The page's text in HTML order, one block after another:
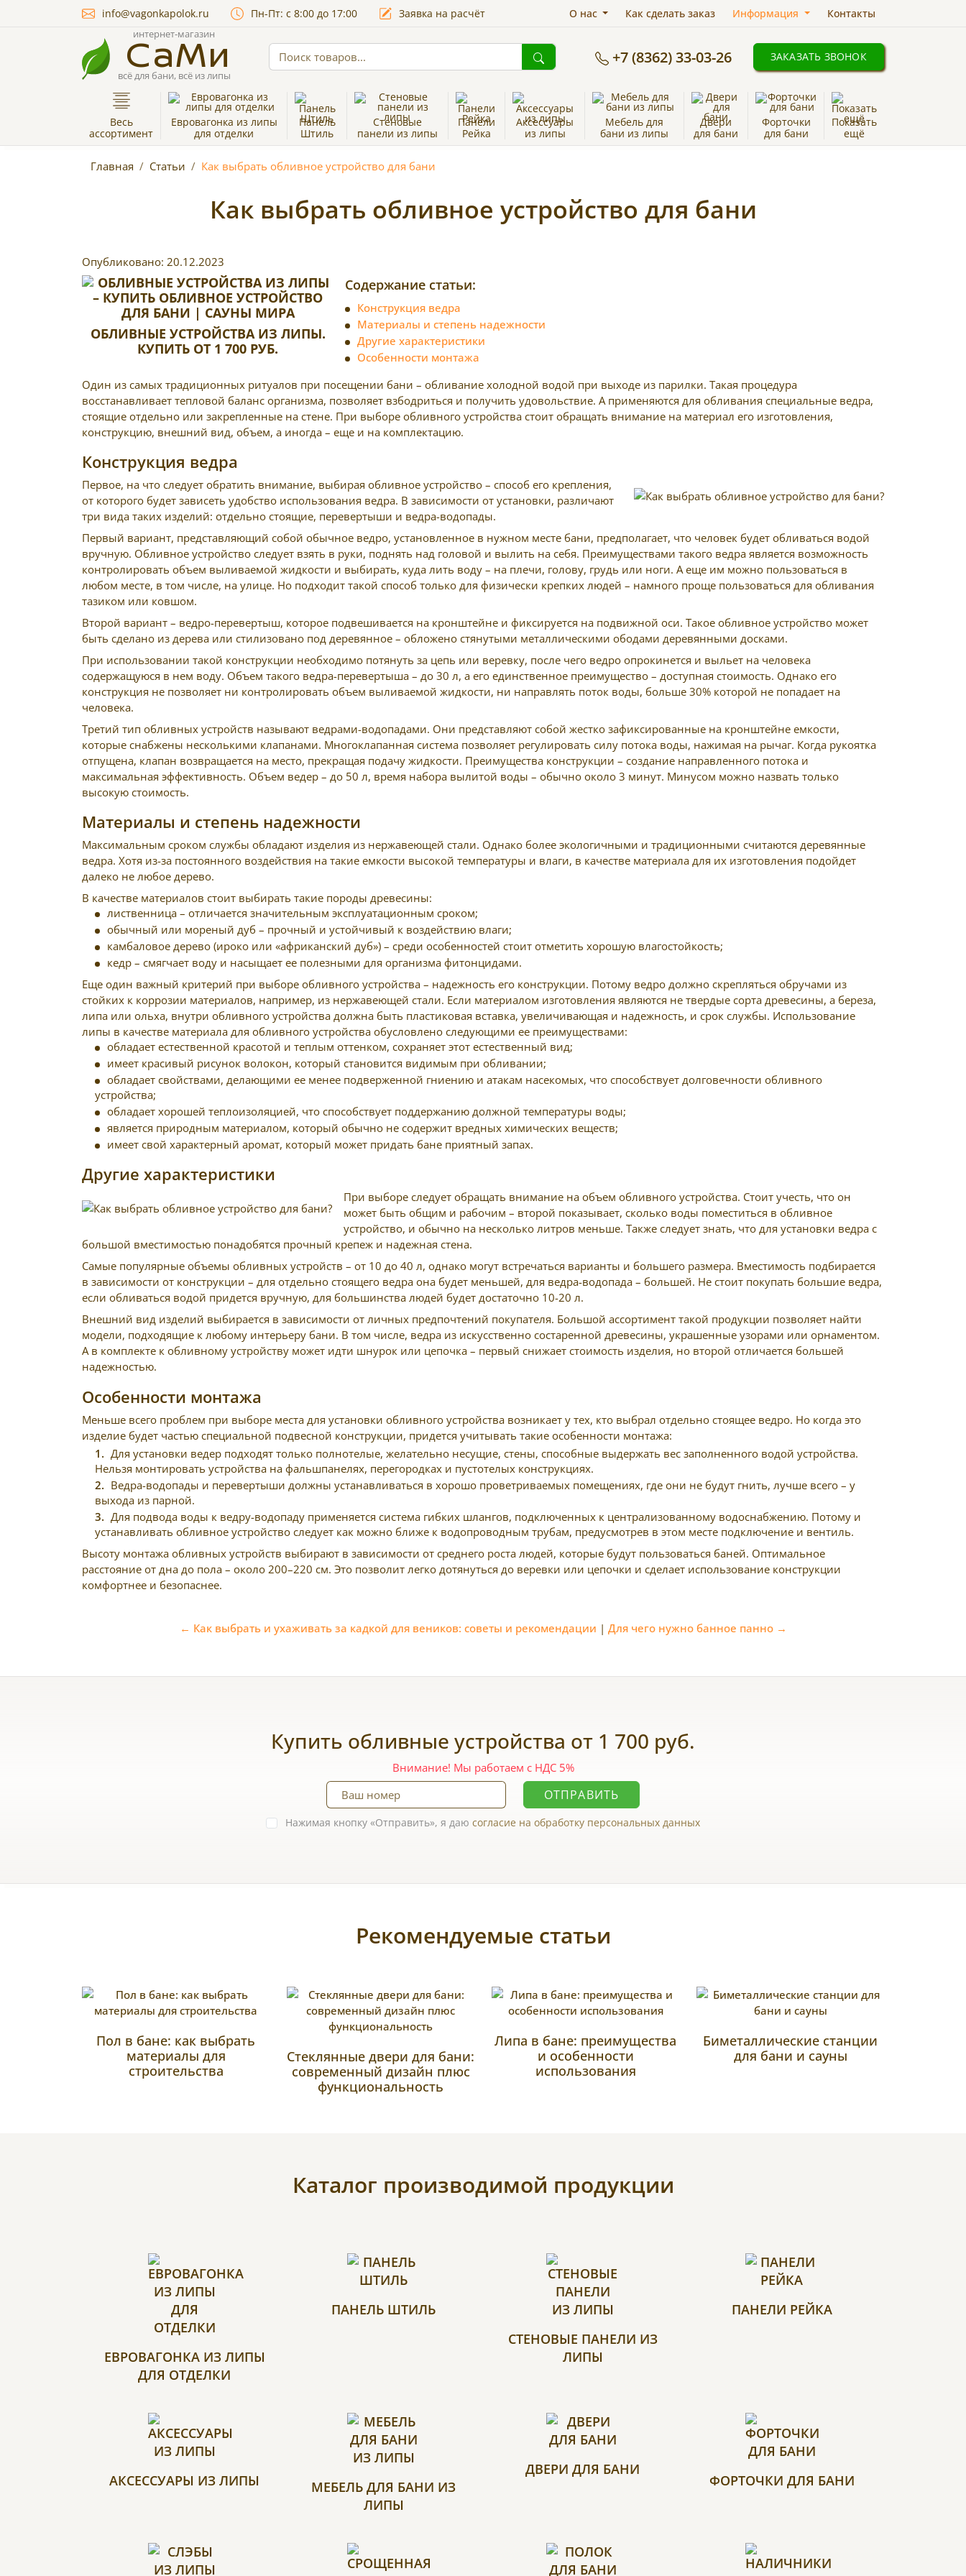
info@vagonkapolok.ru Пн-Пт: с 8:00 до 17:00 Заявка на расчёт О нас Как сделать заказ Информация Контакты
интернет-магазин
СаМи
всё для бани, всё из липы
+7 (8362) 33-03-26 ЗАКАЗАТЬ ЗВОНОК
Весь
ассортимент
Евровагонка из липы
для отделки
Панель
Штиль
Стеновые
панели из липы
Панели
Рейка
Аксессуары
из липы
Мебель для
бани из липы
Двери
для бани
Форточки
для бани
Показать
ещё
Главная Статьи Как выбрать обливное устройство для бани
Как выбрать обливное устройство для бани
Опубликовано: 20.12.2023
ОБЛИВНЫЕ УСТРОЙСТВА ИЗ ЛИПЫ.
КУПИТЬ ОТ 1 700 РУБ.
Содержание статьи:
Конструкция ведра
Материалы и степень надежности
Другие характеристики
Особенности монтажа
Один из самых традиционных ритуалов при посещении бани – обливание холодной водой при выходе из парилки. Такая процедура
восстанавливает тепловой баланс организма, позволяет взбодриться и получить удовольствие. А применяются для обливания специальные ведра,
стоящие отдельно или закрепленные на стене. При выборе обливного устройства стоит обращать внимание на материал его изготовления,
конструкцию, внешний вид, объем, а иногда – еще и на комплектацию.
Конструкция ведра
Первое, на что следует обратить внимание, выбирая обливное устройство – способ его крепления,
от которого будет зависеть удобство использования ведра. В зависимости от установки, различают
три вида таких изделий: отдельно стоящие, перевертыши и ведра-водопады.
Первый вариант, представляющий собой обычное ведро, установленное в нужном месте бани, предполагает, что человек будет обливаться водой
вручную. Обливное устройство следует взять в руки, поднять над головой и вылить на себя. Преимуществами такого ведра является возможность
контролировать объем выливаемой жидкости и выбирать, куда лить воду – на плечи, голову, грудь или ноги. А еще им можно пользоваться в
любом месте, в том числе, на улице. Но подходит такой способ только для физически крепких людей – намного проще пользоваться для обливания
тазиком или ковшом.
Второй вариант – ведро-перевертыш, которое подвешивается на кронштейне и фиксируется на подвижной оси. Такое обливное устройство может
быть сделано из дерева или стилизовано под деревянное – обложено стянутыми металлическими ободами деревянными досками.
При использовании такой конструкции необходимо потянуть за цепь или веревку, после чего ведро опрокинется и выльет на человека
содержащуюся в нем воду. Объем такого ведра-перевертыша – до 30 л, а его единственное преимущество – доступная стоимость. Однако его
конструкция не позволяет ни контролировать объем выливаемой жидкости, ни направлять поток воды, больше 30% которой не попадает на
человека.
Третий тип обливных устройств называют ведрами-водопадами. Они представляют собой жестко зафиксированные на кронштейне емкости,
которые снабжены несколькими клапанами. Многоклапанная система позволяет регулировать силу потока воды, нажимая на рычаг. Когда рукоятка
отпущена, клапан возвращается на место, прекращая подачу жидкости. Преимущества конструкции – создание направленного потока и
максимальная эффективность. Объем ведер – до 50 л, время набора вылитой воды – обычно около 3 минут. Минусом можно назвать только
высокую стоимость.
Материалы и степень надежности
Максимальным сроком службы обладают изделия из нержавеющей стали. Однако более экологичными и традиционными считаются деревянные
ведра. Хотя из-за постоянного воздействия на такие емкости высокой температуры и влаги, в качестве материала для их изготовления подойдет
далеко не любое дерево.
В качестве материалов стоит выбирать такие породы древесины:
лиственница – отличается значительным эксплуатационным сроком;
обычный или мореный дуб – прочный и устойчивый к воздействию влаги;
камбаловое дерево (ироко или «африканский дуб») – среди особенностей стоит отметить хорошую влагостойкость;
кедр – смягчает воду и насыщает ее полезными для организма фитонцидами.
Еще один важный критерий при выборе обливного устройства – надежность его конструкции. Потому ведро должно скрепляться обручами из
стойких к коррозии материалов, например, из нержавеющей стали. Если материалом изготовления являются не твердые сорта древесины, а береза,
липа или ольха, внутри обливного устройства должна быть пластиковая вставка, увеличивающая и надежность, и срок службы. Использование
липы в качестве материала для обливного устройства обусловлено следующими ее преимуществами:
обладает естественной красотой и теплым оттенком, сохраняет этот естественный вид;
имеет красивый рисунок волокон, который становится видимым при обливании;
обладает свойствами, делающими ее менее подверженной гниению и атакам насекомых, что способствует долговечности обливного
устройства;
обладает хорошей теплоизоляцией, что способствует поддержанию должной температуры воды;
является природным материалом, который обычно не содержит вредных химических веществ;
имеет свой характерный аромат, который может придать бане приятный запах.
Другие характеристики
При выборе следует обращать внимание на объем обливного устройства. Стоит учесть, что он
может быть общим и рабочим – второй показывает, сколько воды поместиться в обливное
устройство, и обычно на несколько литров меньше. Также следует знать, что для установки ведра с
большой вместимостью понадобятся прочный крепеж и надежная стена.
Самые популярные объемы обливных устройств – от 10 до 40 л, однако могут встречаться варианты и большего размера. Вместимость подбирается
в зависимости от конструкции – для отдельно стоящего ведра она будет меньшей, для ведра-водопада – большей. Не стоит покупать большие ведра,
если обливаться водой придется вручную, для большинства людей будет достаточно 10-20 л.
Внешний вид изделий выбирается в зависимости от личных предпочтений покупателя. Большой ассортимент такой продукции позволяет найти
модели, подходящие к любому интерьеру бани. В том числе, ведра из искусственно состаренной древесины, украшенные узорами или орнаментом.
А в комплекте к обливному устройству может идти шнурок или цепочка – первый снижает стоимость изделия, но второй отличается большей
надежностью.
Особенности монтажа
Меньше всего проблем при выборе места для установки обливного устройства возникает у тех, кто выбрал отдельно стоящее ведро. Но когда это
изделие будет частью специальной подвесной конструкции, придется учитывать такие особенности монтажа:
Для установки ведер подходят только полнотелые, желательно несущие, стены, способные выдержать вес заполненного водой устройства.
Нельзя монтировать устройства на фальшпанелях, перегородках и пустотелых конструкциях.
Ведра-водопады и перевертыши должны устанавливаться в хорошо проветриваемых помещениях, где они не будут гнить, лучше всего – у
выхода из парной.
Для подвода воды к ведру-водопаду применяется система гибких шлангов, подключенных к централизованному водоснабжению. Потому и
устанавливать обливное устройство следует как можно ближе к водопроводным трубам, предусмотрев в этом месте подключение и вентиль.
Высоту монтажа обливных устройств выбирают в зависимости от среднего роста людей, которые будут пользоваться баней. Оптимальное
расстояние от дна до пола – около 200–220 см. Это позволит легко дотянуться до веревки или цепочки и сделает использование конструкции
комфортнее и безопаснее.
← Как выбрать и ухаживать за кадкой для веников: советы и рекомендации | Для чего нужно банное панно →
Купить обливные устройства от 1 700 руб.
Внимание! Мы работаем с НДС 5%
ОТПРАВИТЬ
Нажимая кнопку Отправить , я даю согласие на обработку персональных данных
Рекомендуемые статьи
Пол в бане: как выбрать
материалы для
строительства
Стеклянные двери для бани:
современный дизайн плюс
функциональность
Липа в бане: преимущества
и особенности
использования
Биметаллические станции
для бани и сауны
Каталог производимой продукции
ЕВРОВАГОНКА ИЗ ЛИПЫ
ДЛЯ ОТДЕЛКИ
ПАНЕЛЬ ШТИЛЬ
СТЕНОВЫЕ ПАНЕЛИ ИЗ
ЛИПЫ
ПАНЕЛИ РЕЙКА
АКСЕССУАРЫ ИЗ ЛИПЫ
МЕБЕЛЬ ДЛЯ БАНИ ИЗ
ЛИПЫ
ДВЕРИ ДЛЯ БАНИ
ФОРТОЧКИ ДЛЯ БАНИ